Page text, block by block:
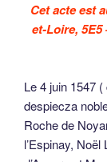
Cet acte est
et-Loire,
Le 4 juin 1547
despiecza
Roche de
l’Espinay,